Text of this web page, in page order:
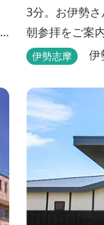
3分。お伊勢
朝参拝をご案
ださい。
伊勢志摩 伊